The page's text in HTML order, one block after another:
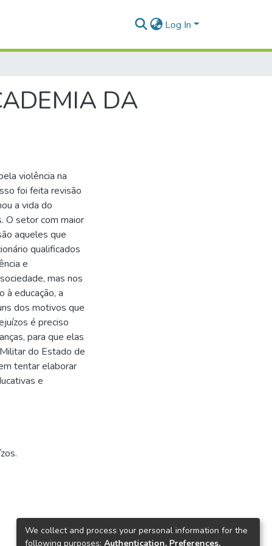
Log In
DA
violência na
foi feita revisão
a vida do
O setor com maior
aqueles que
qualificados
e
mas nos
à educação, a
dos motivos que
é preciso
para que elas
do Estado de
tentar elaborar
e
We collect and process your personal information for the
following purposes: Authentication, Preferences,